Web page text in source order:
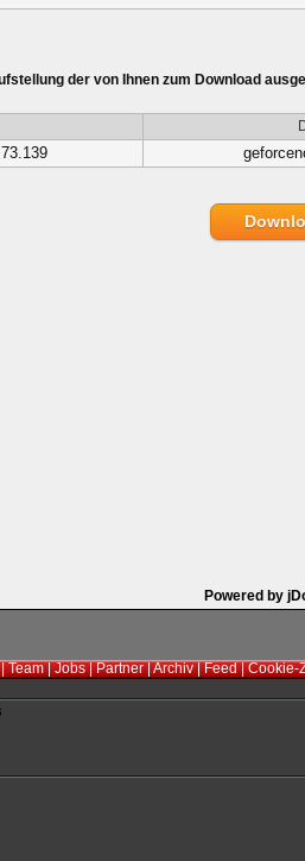
der von Ihnen zum Download
Powered by
Team|Jobs|Partner|Archiv|Feed|Cookie-